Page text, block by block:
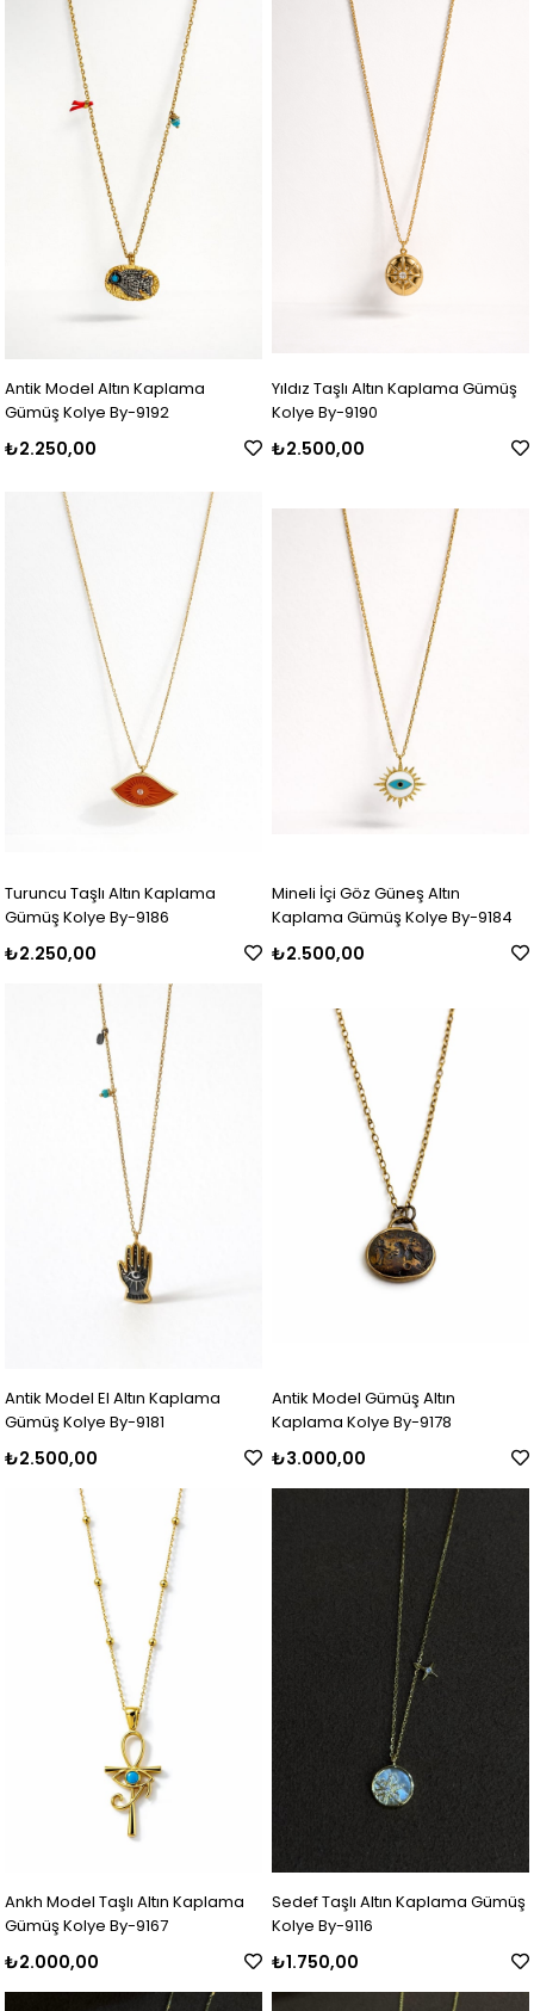
Antik Model Altın Kaplama
Gümüş Kolye By-9192
₺2.250,00
Yıldız Taşlı Altın Kaplama Gümüş
Kolye By-9190
₺2.500,00
Turuncu Taşlı Altın Kaplama
Gümüş Kolye By-9186
₺2.250,00
Mineli İçi Göz Güneş Altın
Kaplama Gümüş Kolye By-9184
₺2.500,00
Antik Model El Altın Kaplama
Gümüş Kolye By-9181
₺2.500,00
Antik Model Gümüş Altın
Kaplama Kolye By-9178
₺3.000,00
Ankh Model Taşlı Altın Kaplama
Gümüş Kolye By-9167
₺2.000,00
Sedef Taşlı Altın Kaplama Gümüş
Kolye By-9116
₺1.750,00